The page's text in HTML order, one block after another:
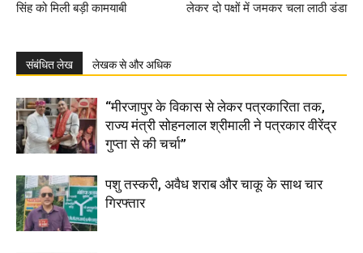
सिंह को मिली बड़ी कामयाबी
लेकर दो पक्षों में जमकर चला लाठी डंडा
संबंधित लेख लेखक से और अधिक
“मीरजापुर के विकास से लेकर पत्रकारिता तक,
राज्य मंत्री सोहनलाल श्रीमाली ने पत्रकार वीरेंद्र
गुप्ता से की चर्चा”
पशु तस्करी, अवैध शराब और चाकू के साथ चार
गिरफ्तार